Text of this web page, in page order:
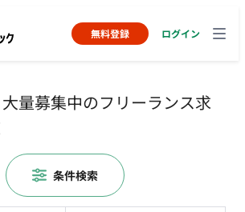
無料登録 ログイン
量募集中のフリーランス求
条件検索